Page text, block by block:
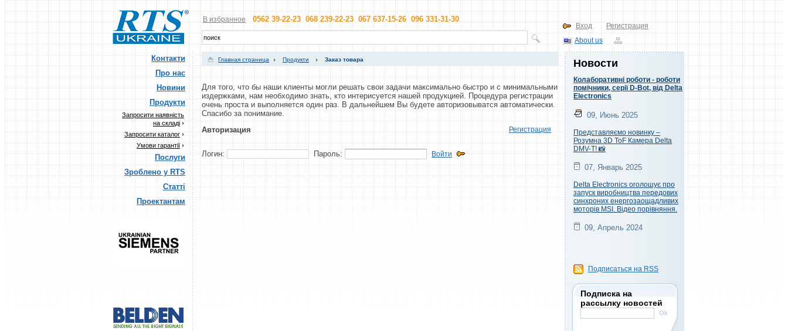
В избранное 0562 39-22-23 068 239-22-23 067 637-15-26 096 331-31-30
Вход
Регистрация
About us
Контакти
Про нас
Новини
Продукти
Запросити наявність
на складі
Запросити каталог
Умови гарантії
Послуги
Зроблено у RTS
Статті
Проектантам
Главная страница Продукти Заказ товара
Для того, что бы наши клиенты могли решать свои задачи максимально быстро и с минимальными
издержками, нам необходимо знать, кто интерисуется нашей продукцией. Процедура регистрации
очень проста и выполняется один раз. В дальнейшем Вы будете авторизовыватся автоматически.
Cпасибо за понимание.
Авторизация
Логин: Пароль: Войти
Регистрация
Новости
Колаборативні роботи - роботи
помічники, серії D-Bot, від Delta
Electronics
09, Июнь 2025
Представляємо новинку –
Розумна 3D ToF Камера Delta
DMV-T! 📸
07, Январь 2025
Delta Electronics оголошує про
запуск виробництва передових
синхроних енергозаощадливих
моторів MSI. Відео порівняння.
09, Апрель 2024
Подписаться на RSS
Подписка на
рассылку новостей